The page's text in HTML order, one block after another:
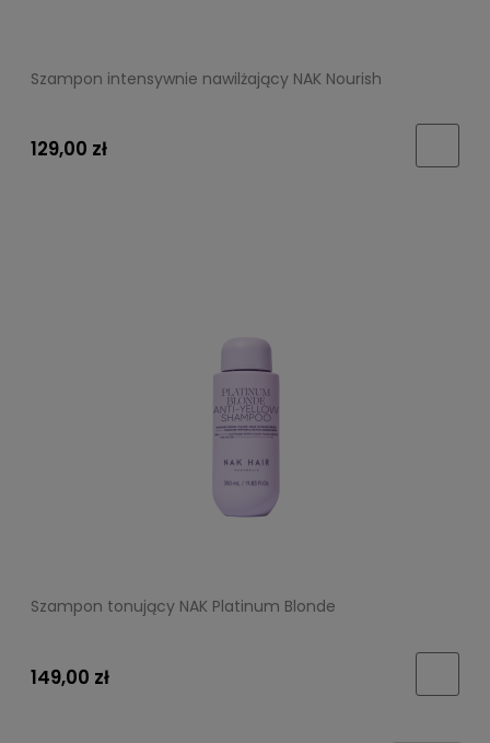
Szampon intensywnie nawilżający NAK Nourish
129,00 zł
Szampon tonujący NAK Platinum Blonde
149,00 zł